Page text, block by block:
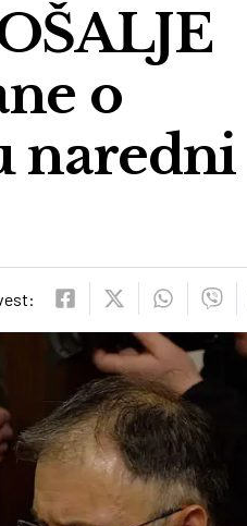
o
naredni